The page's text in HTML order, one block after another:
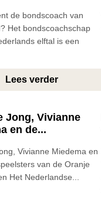
de bondscoach van
Het bondscoachschap
elftal is een
Lees verder
Jong, Vivianne
en de...
Vivianne Miedema en
van de Oranje
Het Nederlandse...